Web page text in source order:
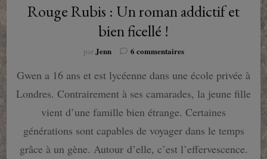
Rouge Rubis : Un roman addictif et
bien ficellé !
par Jenn 6 commentairessur
Rubis
Un
roman
et
bien
Gwen a 16 ans et est lycéenne dans une école privée à
Londres. Contrairement à ses camarades, la jeune fille
vient d’une famille bien étrange. Certaines
générations sont capables de voyager dans le temps
grâce à un gène. Autour d’elle, c’est l’effervescence.